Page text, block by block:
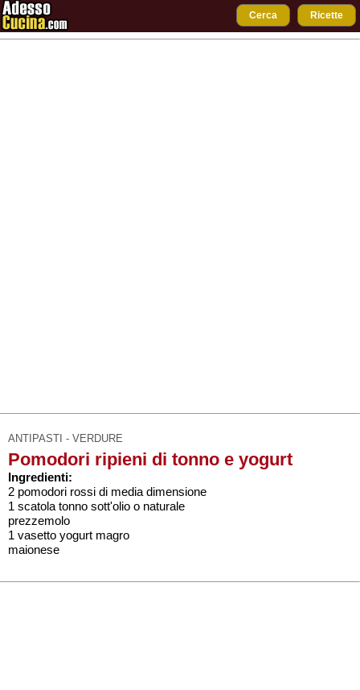
Cerca Ricette
ANTIPASTI - VERDURE
Pomodori ripieni di tonno e yogurt
Ingredienti:
2 pomodori rossi di media dimensione
1 scatola tonno sott'olio o naturale
prezzemolo
1 vasetto yogurt magro
maionese